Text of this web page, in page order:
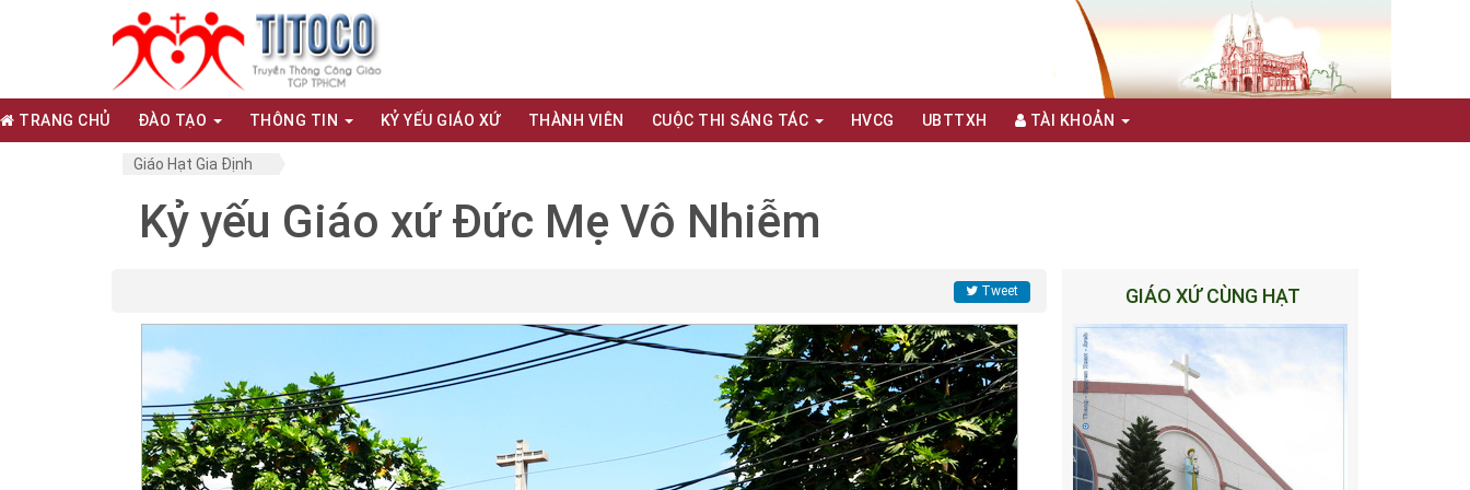
TRANG CHỦ ĐÀO TẠO THÔNG TIN KỶ YẾU GIÁO XỨ THÀNH VIÊN CUỘC THI SÁNG TÁC HVCG UBTTXH TÀI KHOẢN
Giáo Hạt Gia Định
Kỷ yếu Giáo xứ Đức Mẹ Vô Nhiễm
Tweet GIÁO XỨ CÙNG HẠT